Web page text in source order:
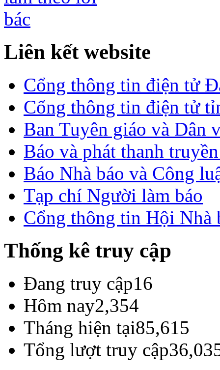
Liên kết website
Cổng thông tin điện tử
Cổng thông tin điện tử
Ban Tuyên giáo và Dân
Báo và phát thanh
Báo Nhà báo và Công
Tạp chí Người làm báo
Cổng thông tin Hội Nhà
Thống kê truy cập
Đang truy cập16
Hôm nay2,354
Tháng hiện tại85,615
Tổng lượt truy cập